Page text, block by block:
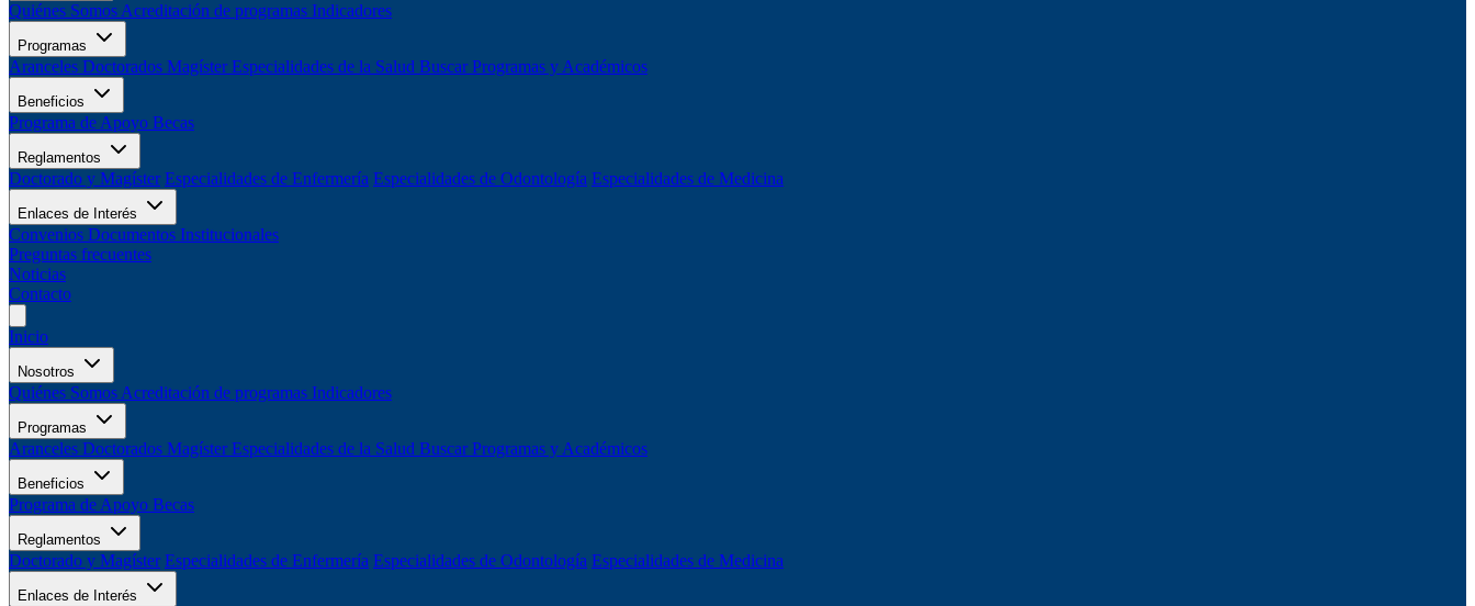
Quiénes Somos Acreditación de programas Indicadores
Programas
Aranceles Doctorados Magíster Especialidades de la Salud Buscar Programas y Académicos
Beneficios
Programa de Apoyo Becas
Reglamentos
Doctorado y Magíster Especialidades de Enfermería Especialidades de Odontología Especialidades de Medicina
Enlaces de Interés
Convenios Documentos Institucionales
Preguntas frecuentes
Noticias
Contacto
Inicio
Nosotros
Quiénes Somos Acreditación de programas Indicadores
Programas
Aranceles Doctorados Magíster Especialidades de la Salud Buscar Programas y Académicos
Beneficios
Programa de Apoyo Becas
Reglamentos
Doctorado y Magíster Especialidades de Enfermería Especialidades de Odontología Especialidades de Medicina
Enlaces de Interés